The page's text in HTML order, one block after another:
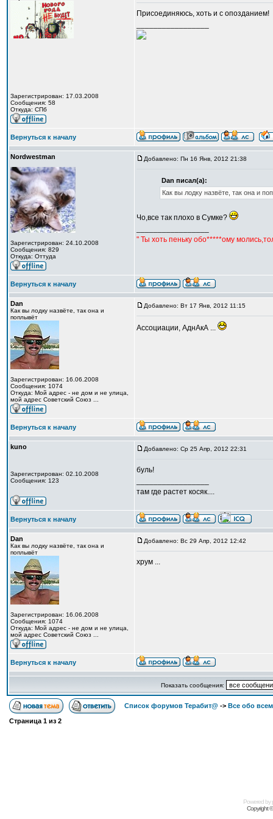
Зарегистрирован: 17.03.2008
Сообщения: 58
Откуда: CПб
Присоединяюсь, хоть и с опозданием!
Вернуться к началу
Nordwestman
Зарегистрирован: 24.10.2008
Сообщения: 829
Откуда: Оттуда
Добавлено: Пн 16 Янв, 2012 21:38
Dan писал(а):
Как вы лодку назвёте, так она и
Чо,все так плохо в Сумке?
" Ты хоть пеньку обо*****ому
Вернуться к началу
Dan
Как вы лодку назвёте, так она и
поплывёт
Зарегистрирован: 16.06.2008
Сообщения: 1074
Откуда: Мой адрес - не дом и не улица,
мой адрес Советский Союз ...
Добавлено: Вт 17 Янв, 2012 11:15
Ассоциации, АднАкА ...
Вернуться к началу
kuno
Зарегистрирован: 02.10.2008
Сообщения: 123
Добавлено: Ср 25 Апр, 2012 22:31
буль!
там где растет косяк....
Вернуться к началу
Dan
Как вы лодку назвёте, так она и
поплывёт
Зарегистрирован: 16.06.2008
Сообщения: 1074
Откуда: Мой адрес - не дом и не улица,
мой адрес Советский Союз ...
Добавлено: Вс 29 Апр, 2012 12:42
хрум ...
Вернуться к началу
Показать сообщения:
Список форумов Терабит@ -> Все обо всем
Страница 1 из 2
Powered by
Copyright